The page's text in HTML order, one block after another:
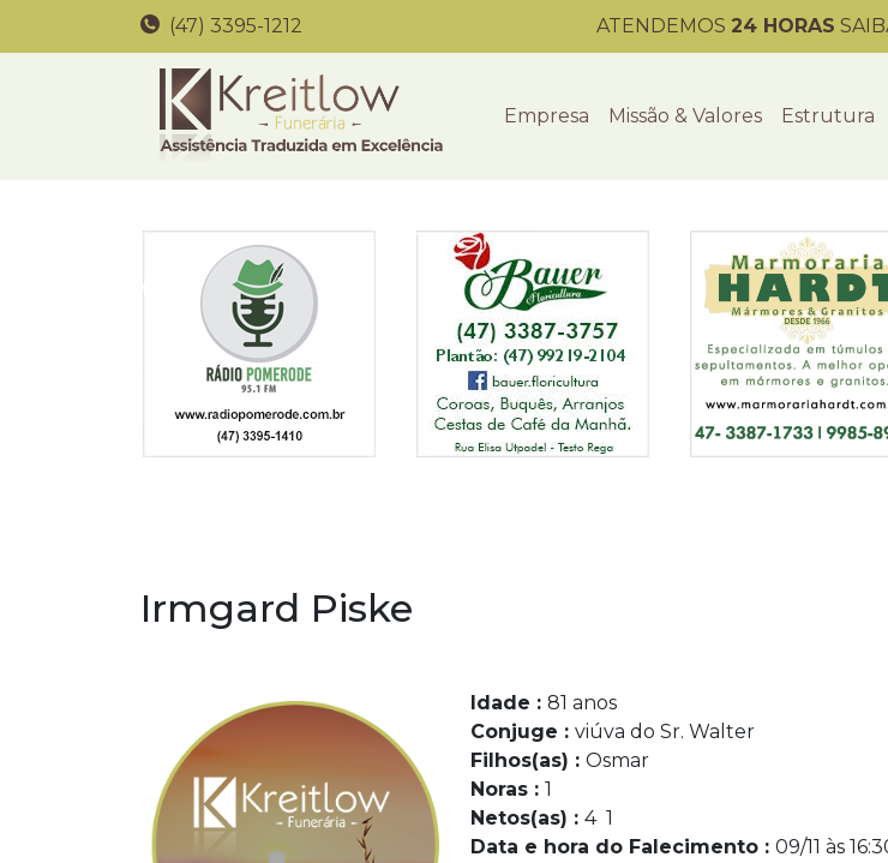
(47) 3395-1212 ATENDEMOS 24 HORAS
Empresa Missão & Valores Estrutura
Irmgard Piske
Idade : 81 anos
Conjuge : viúva do Sr. Walter
Filhos(as) : Osmar
Noras : 1
Netos(as) : 4 1
Data e hora do Falecimento : 09/11 às